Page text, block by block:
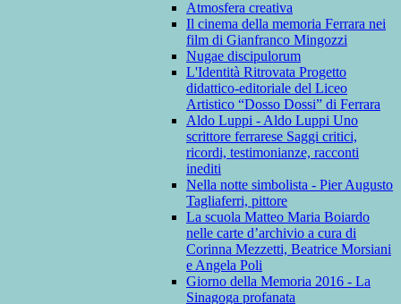
Atmosfera creativa
Il cinema della memoria Ferrara nei
film di Gianfranco Mingozzi
Nugae discipulorum
L'Identità Ritrovata Progetto
didattico-editoriale del Liceo
Artistico “Dosso Dossi” di Ferrara
Aldo Luppi - Aldo Luppi Uno
scrittore ferrarese Saggi critici,
ricordi, testimonianze, racconti
inediti
Nella notte simbolista - Pier Augusto
Tagliaferri, pittore
La scuola Matteo Maria Boiardo
nelle carte d’archivio a cura di
Corinna Mezzetti, Beatrice Morsiani
e Angela Poli
Giorno della Memoria 2016 - La
Sinagoga profanata